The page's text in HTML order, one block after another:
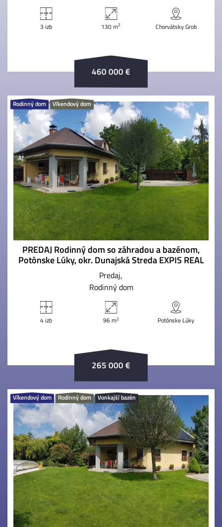
3 izb 130 m2 Chorvátsky Grob
460 000 €
Rodinný dom Víkendový dom
PREDAJ Rodinný dom so záhradou a bazénom,
Potônske Lúky, okr. Dunajská Streda EXPIS REAL
Predaj
Rodinný dom
4 izb 96 m2 Potônske Lúky
265 000 €
Víkendový dom Rodinný dom Vonkajší bazén